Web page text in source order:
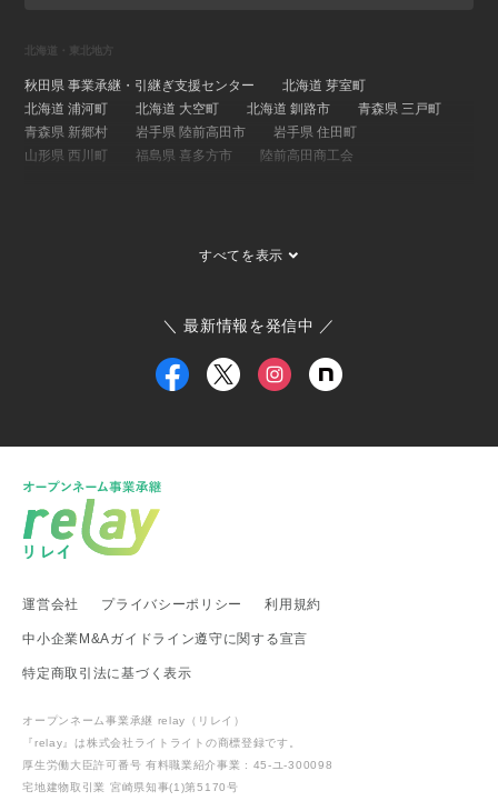
すべてを表示
北海道・東北地方
秋田県 事業承継・引継ぎ支援センター
北海道 芽室町
北海道 浦河町
北海道 大空町 北海道 釧路市
青森県 三戸町
青森県 新郷村
岩手県 陸前高田市
岩手県 住田町
山形県 西川町
福島県 喜多方市 陸前高田商工会
茨城県 稲敷市 群馬県 桐生市
小田原箱根商工会議所
福井県 事業承継・引継ぎ支援センター
富山県
新潟県 南魚沼市
新潟県 糸魚川市
新潟県 出雲崎町
新潟県 関川村
愛知県 事業承継・引継ぎ支援センター
岐阜県 高山市
滋賀県 事業承継・引継ぎ支援センター
滋賀県 日野町
滋賀県 多賀町
＼ 最新情報を発信中 ／
運営会社 プライバシーポリシー 利用規約
中小企業M&Aガイドライン遵守に関する宣言
特定商取引法に基づく表示
オープンネーム事業承継 relay（リレイ）
『relay』は株式会社ライトライトの商標登録です。
厚生労働大臣許可番号 有料職業紹介事業 : 45-ユ-300098
宅地建物取引業 宮崎県知事(1)第5170号